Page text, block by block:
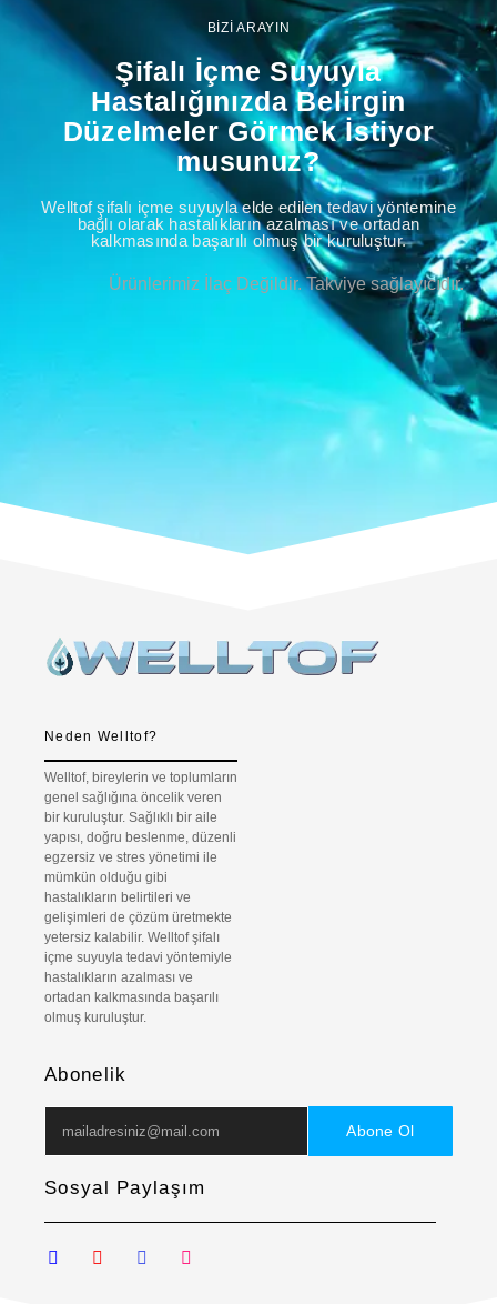
BİZİ ARAYIN
Şifalı İçme Suyuyla
Hastalığınızda Belirgin
Düzelmeler Görmek İstiyor
musunuz?
Welltof şifalı içme suyuyla elde edilen tedavi yöntemine
bağlı olarak hastalıkların azalması ve ortadan
kalkmasında başarılı olmuş bir kuruluştur.
Ürünlerimiz İlaç Değildir. Takviye sağlayıcıdır.
Neden Welltof?
Welltof, bireylerin ve toplumların
genel sağlığına öncelik veren
bir kuruluştur. Sağlıklı bir aile
yapısı, doğru beslenme, düzenli
egzersiz ve stres yönetimi ile
mümkün olduğu gibi
hastalıkların belirtileri ve
gelişimleri de çözüm üretmekte
yetersiz kalabilir. Welltof şifalı
içme suyuyla tedavi yöntemiyle
hastalıkların azalması ve
ortadan kalkmasında başarılı
olmuş kuruluştur.
Abonelik
Abone Ol
Sosyal Paylaşım